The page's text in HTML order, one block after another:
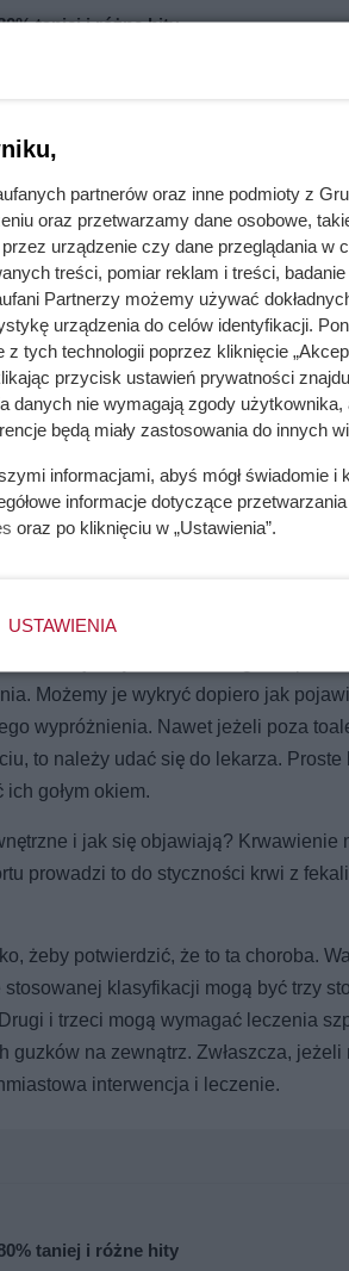
taniej i różne hity
ale i wewnątrz odbytnicy. Tak samo
że dzieje się coś niedobrego. W
Możemy je wykryć dopiero jak
wypróżnienia. Nawet jeżeli poza
to należy udać się do lekarza.
gołym okiem.
i jak się objawiają? Krwawienie
prowadzi to do styczności krwi z
żeby potwierdzić, że to ta choroba.
klasyfikacji mogą być trzy
i trzeci mogą wymagać leczenia
na zewnątrz. Zwłaszcza,
interwencja i leczenie.
taniej i różne hity
partnerów oraz inne podmioty z
oraz przetwarzamy dane osobowe,
urządzenie czy dane przeglądania w
treści, pomiar reklam i treści,
Partnerzy możemy używać
urządzenia do celów identyfikacji.
z tych technologii poprzez kliknięcie
przycisk ustawień prywatności
danych nie wymagają zgody
będą miały zastosowania do innych
informacjami, abyś mógł świadomie
informacje dotyczące
oraz po kliknięciu w „Ustawienia”.
USTAWIENIA